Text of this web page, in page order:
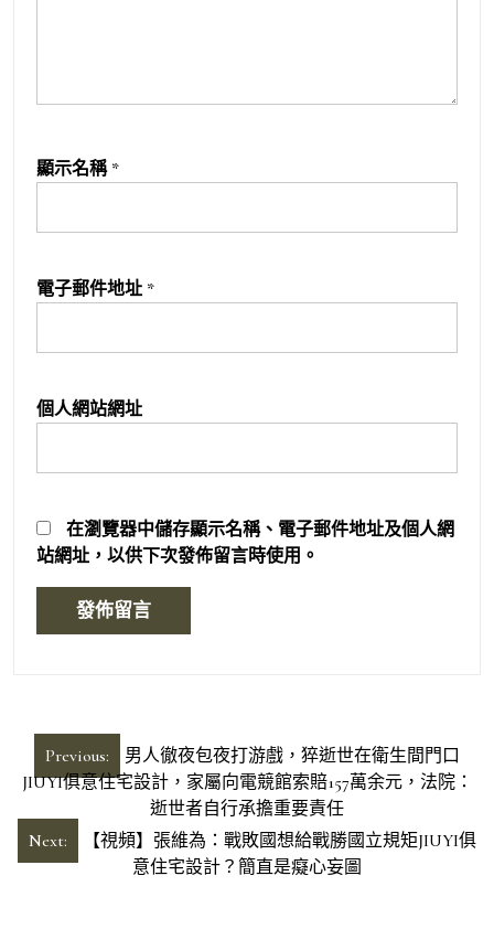
顯示名稱 *
電子郵件地址 *
個人網站網址
在瀏覽器中儲存顯示名稱、電子郵件地址及個人網
站網址，以供下次發佈留言時使用。
章
導
覽
Previous:
男人徹夜包夜打游戲，猝逝世在衛生間門口
JIUYI俱意住宅設計，家屬向電競館索賠157萬余元，法院：
逝世者自行承擔重要責任
Next:
【視頻】張維為：戰敗國想給戰勝國立規矩JIUYI俱
意住宅設計？簡直是癡心妄圖